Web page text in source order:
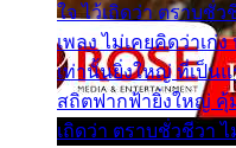
ใจ ไว้เถิดว่า ตราบชั่
เพลง ไม่เคยคิดว่าเก่
เท่านั้นยิ่งใหญ่ ที่เป็นแ
สถิตฟากฟ้ายิ่งใหญ่ คุ้
เถิดว่า ตราบชั่วชีวา